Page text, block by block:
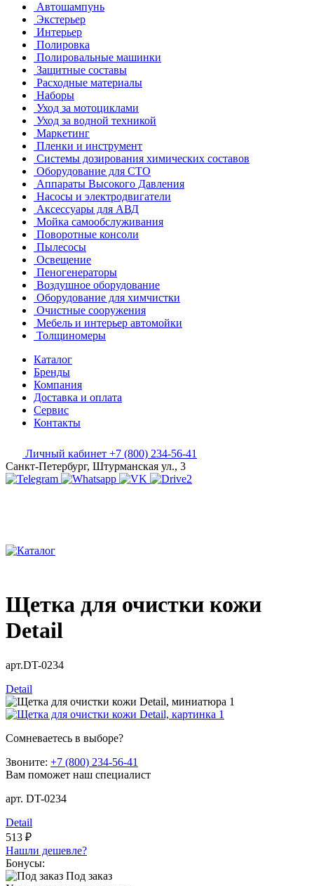
Автошампунь
Экстерьер
Интерьер
Полировка
Полировальные машинки
Защитные составы
Расходные материалы
Наборы
Уход за мотоциклами
Уход за водной техникой
Маркетинг
Пленки и инструмент
Системы дозирования химических составов
Оборудование для СТО
Аппараты Высокого Давления
Насосы и электродвигатели
Аксессуары для АВД
Мойка самообслуживания
Поворотные консоли
Пылесосы
Освещение
Пеногенераторы
Воздушное оборудование
Оборудование для химчистки
Очистные сооружения
Мебель и интерьер автомойки
Толщиномеры
Каталог
Бренды
Компания
Доставка и оплата
Сервис
Контакты
Личный кабинет +7 (800) 234-56-41
Санкт-Петербург, Штурманская ул., 3
Щетка для очистки кожи
Detail
арт.DT-0234
Detail
Сомневаетесь в выборе?
Звоните: +7 (800) 234-56-41
Вам поможет наш специалист
арт. DT-0234
Detail
513 ₽
Нашли дешевле?
Бонусы:
Под заказ